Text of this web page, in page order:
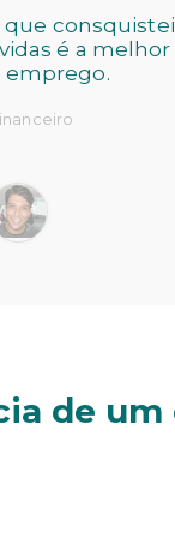
é a
emprego.
de